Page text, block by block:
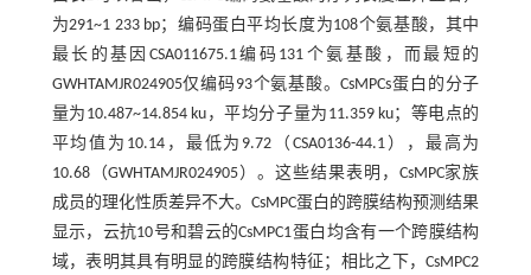
为291~1 233 bp；编码蛋白平均长度为108个氨基酸，其中
最长的基因CSA011675.1编码131个氨基酸，而最短的
GWHTAMJR024905仅编码93个氨基酸。CsMPCs蛋白的分子
量为10.487~14.854 ku，平均分子量为11.359 ku；等电点的
平均值为10.14，最低为9.72（CSA0136-44.1），最高为
10.68（GWHTAMJR024905）。这些结果表明，CsMPC家族
成员的理化性质差异不大。CsMPC蛋白的跨膜结构预测结果
显示，云抗10号和碧云的CsMPC1蛋白均含有一个跨膜结构
域，表明其具有明显的跨膜结构特征；相比之下，CsMPC2